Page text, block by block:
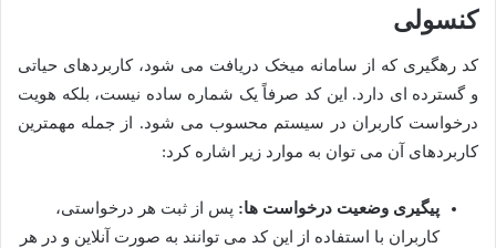
کنسولی
کد رهگیری که از سامانه میخک دریافت می شود، کاربردهای حیاتی
و گسترده ای دارد. این کد صرفاً یک شماره ساده نیست، بلکه هویت
درخواست کاربران در سیستم محسوب می شود. از جمله مهمترین
کاربردهای آن می توان به موارد زیر اشاره کرد:
پیگیری وضعیت درخواست ها: پس از ثبت هر درخواستی،
کاربران با استفاده از این کد می توانند به صورت آنلاین و در هر